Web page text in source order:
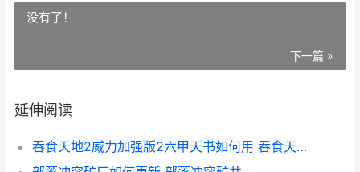
没有了！
下一篇 »
延伸阅读
吞食天地2威力加强版2六甲天书如何用 吞食天地2威力加强版